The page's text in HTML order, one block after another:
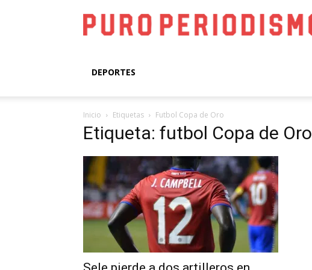
DEPORTES
Inicio Etiquetas Futbol Copa de Oro
Etiqueta: futbol Copa de Oro